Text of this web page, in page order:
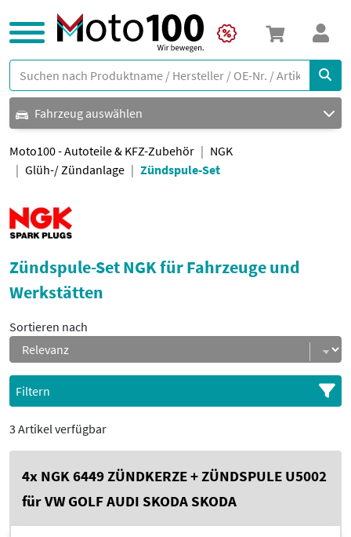
Fahrzeug auswählen
Moto100 - Autoteile & KFZ-Zubehör
NGK
Glüh-/ Zündanlage
Zündspule-Set
Zündspule-Set NGK für Fahrzeuge und
Werkstätten
Sortieren nach
Filtern
3 Artikel verfügbar
4x NGK 6449 ZÜNDKERZE + ZÜNDSPULE U5002
für VW GOLF AUDI SKODA SKODA